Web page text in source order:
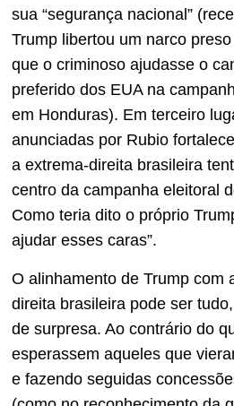
sua “segurança nacional”
Trump libertou um narco
que o criminoso ajudasse o
preferido dos EUA na
em Honduras). Em terceiro
anunciadas por Rubio
a extrema-direita brasileira
centro da campanha eleitoral
Como teria dito o próprio
ajudar esses caras”.
O alinhamento de Trump com
direita brasileira pode ser
de surpresa. Ao contrário do
esperassem aqueles que
e fazendo seguidas